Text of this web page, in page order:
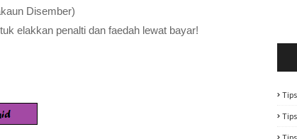
Disember)
elakkan penalti dan faedah lewat bayar!